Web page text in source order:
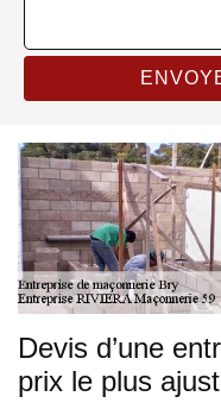
Devis d’une
prix le plus